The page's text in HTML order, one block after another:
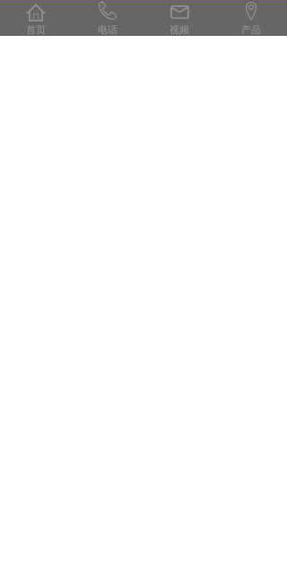
FQL450V全自动垂直式L
BS4525A热收缩包装机
首页 电话 视频 产品